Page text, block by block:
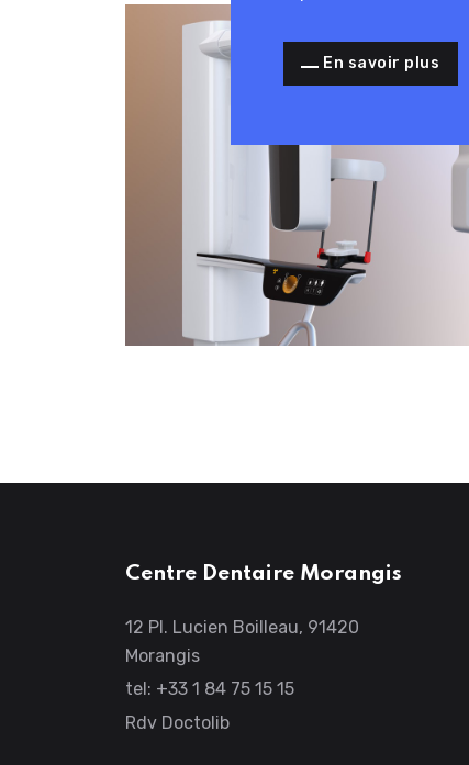
En savoir plus
Centre Dentaire Morangis
12 Pl. Lucien Boilleau, 91420
Morangis
tel: +33 1 84 75 15 15
Rdv Doctolib